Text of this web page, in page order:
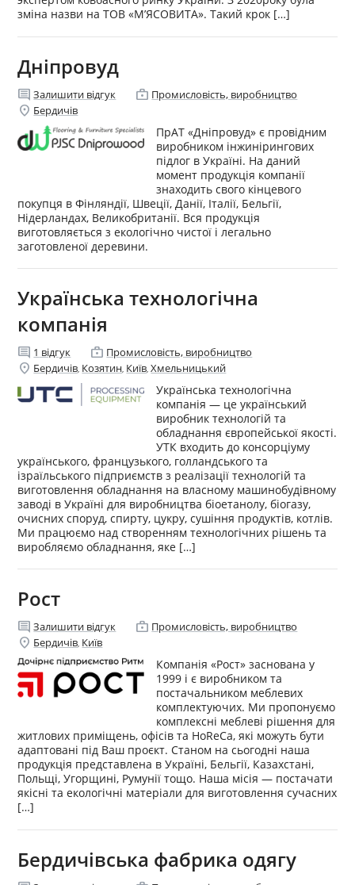
зміна назви на ТОВ «М’ЯСОВИТА». Такий крок […]
Дніпровуд
comment Залишити відгук enterprise Промисловість, виробництво
location_on Бердичів
ПрАТ «Дніпровуд» є провідним
виробником інжинірингових
підлог в Україні. На даний
момент продукція компанії
знаходить свого кінцевого
покупця в Фінляндії, Швеції, Данії, Італії, Бельгії,
Нідерландах, Великобританії. Вся продукція
виготовляється з екологічно чистої і легально
заготовленої деревини.
Українська технологічна
компанія
comment 1 відгук enterprise Промисловість, виробництво
location_on Бердичів, Козятин, Київ,Хмельницький
Українська технологічна
компанія — це український
виробник технологій та
обладнання європейської якості.
УТК входить до консорціуму
українського, французького, голландського та
ізраїльського підприємств з реалізації технологій та
виготовлення обладнання на власному машинобудівному
заводі в Україні для виробництва біоетанолу, біогазу,
очисних споруд, спирту, цукру, сушіння продуктів, котлів.
Ми працюємо над створенням технологічних рішень та
виробляємо обладнання, яке […]
Рост
comment Залишити відгук enterprise Промисловість, виробництво
location_on Бердичів, Київ
Компанія «Рост» заснована у
1999 і є виробником та
постачальником меблевих
комплектуючих. Ми пропонуємо
комплексні меблеві рішення для
житлових приміщень, офісів та HoReCa, які можуть бути
адаптовані під Ваш проєкт. Станом на сьогодні наша
продукція представлена в Україні, Бельгії, Казахстані,
Польщі, Угорщині, Румунії тощо. Наша місія — постачати
якісні та екологічні матеріали для виготовлення сучасних
[…]
Бердичівська фабрика одягу